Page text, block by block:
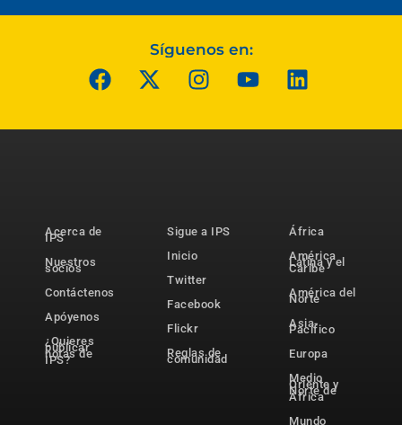
Síguenos en:
Acerca de
IPS
Nuestros
socios
Contáctenos
Apóyenos
¿Quieres
publicar
notas de
IPS?
Sigue a IPS
Inicio
Twitter
Facebook
Flickr
Reglas de
comunidad
África
América
Latina y el
Caribe
América del
Norte
Asia-
Pacífico
Europa
Medio
Oriente y
Norte de
África
Mundo